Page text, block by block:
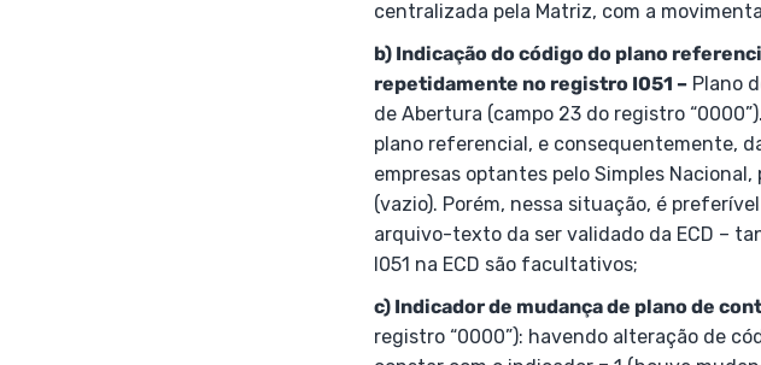
centralizada pela Matriz, com a
b) Indicação do código do plano
repetidamente no registro I051 –Plano
de Abertura (campo 23 do registro
plano referencial, e consequentemente,
empresas optantes pelo Simples
(vazio). Porém, nessa situação, é
arquivo-texto da ser validado da ECD –
I051 na ECD são facultativos;
c) Indicador de mudança de plano de
registro “0000”): havendo alteração de